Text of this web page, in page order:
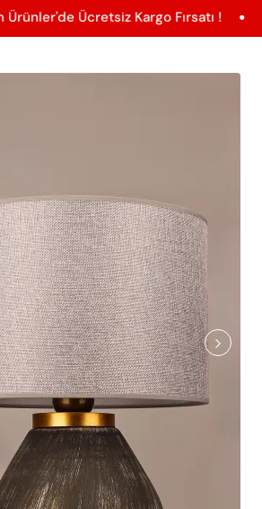
Ücretsiz Kargo Fırsatı ! EN